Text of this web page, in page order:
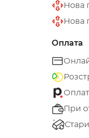
Нова
Нова
Оплата
При